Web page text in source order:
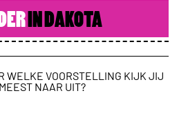
IN DAKOTA
WELKE VOORSTELLING KIJK JIJ
NAAR UIT?